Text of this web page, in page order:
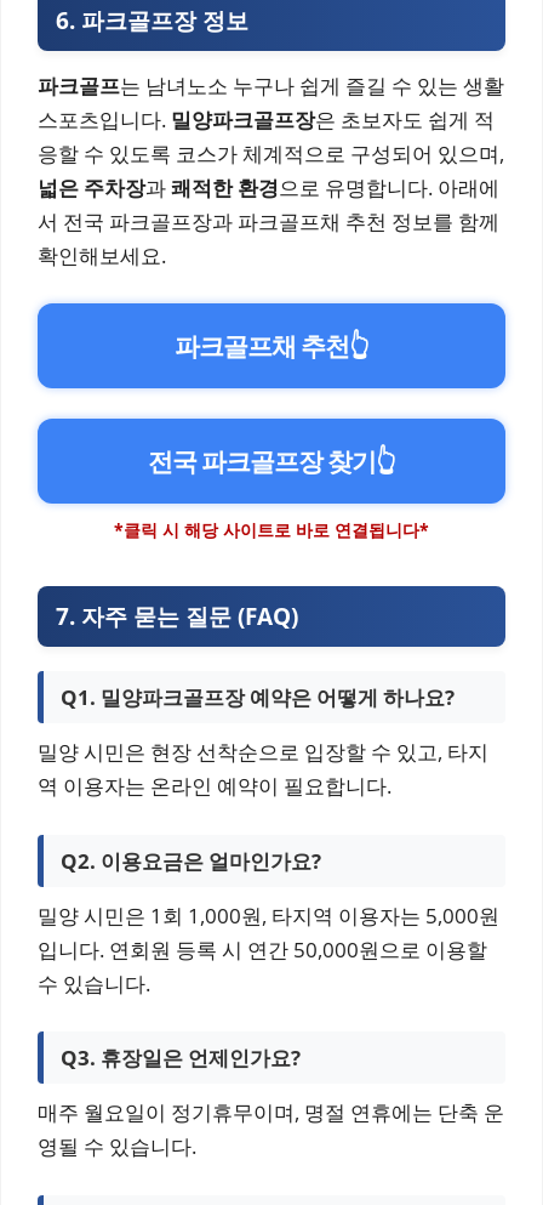
6. 파크골프장 정보
파크골프는 남녀노소 누구나 쉽게 즐길 수 있는 생활
스포츠입니다. 밀양파크골프장은 초보자도 쉽게 적
응할 수 있도록 코스가 체계적으로 구성되어 있으며,
넓은 주차장과쾌적한 환경으로 유명합니다. 아래에
서 전국 파크골프장과 파크골프채 추천 정보를 함께
확인해보세요.
파크골프채 추천👆
전국 파크골프장 찾기👆
*클릭 시 해당 사이트로 바로 연결됩니다*
7. 자주 묻는 질문 (FAQ)
Q1. 밀양파크골프장 예약은 어떻게 하나요?
밀양 시민은 현장 선착순으로 입장할 수 있고, 타지
역 이용자는 온라인 예약이 필요합니다.
Q2. 이용요금은 얼마인가요?
밀양 시민은 1회 1,000원, 타지역 이용자는 5,000원
입니다. 연회원 등록 시 연간 50,000원으로 이용할
수 있습니다.
Q3. 휴장일은 언제인가요?
매주 월요일이 정기휴무이며, 명절 연휴에는 단축 운
영될 수 있습니다.